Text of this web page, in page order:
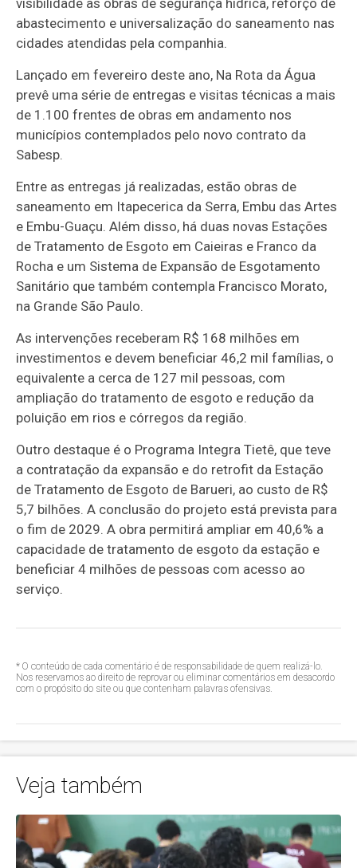
visibilidade às obras de segurança hídrica, reforço de
abastecimento e universalização do saneamento nas
cidades atendidas pela companhia.
Lançado em fevereiro deste ano, Na Rota da Água
prevê uma série de entregas e visitas técnicas a mais
de 1.100 frentes de obras em andamento nos
municípios contemplados pelo novo contrato da
Sabesp.
Entre as entregas já realizadas, estão obras de
saneamento em Itapecerica da Serra, Embu das Artes
e Embu-Guaçu. Além disso, há duas novas Estações
de Tratamento de Esgoto em Caieiras e Franco da
Rocha e um Sistema de Expansão de Esgotamento
Sanitário que também contempla Francisco Morato,
na Grande São Paulo.
As intervenções receberam R$ 168 milhões em
investimentos e devem beneficiar 46,2 mil famílias, o
equivalente a cerca de 127 mil pessoas, com
ampliação do tratamento de esgoto e redução da
poluição em rios e córregos da região.
Outro destaque é o Programa Integra Tietê, que teve
a contratação da expansão e do retrofit da Estação
de Tratamento de Esgoto de Barueri, ao custo de R$
5,7 bilhões. A conclusão do projeto está prevista para
o fim de 2029. A obra permitirá ampliar em 40,6% a
capacidade de tratamento de esgoto da estação e
beneficiar 4 milhões de pessoas com acesso ao
serviço.
* O conteúdo de cada comentário é de responsabilidade de quem realizá-lo.
Nos reservamos ao direito de reprovar ou eliminar comentários em desacordo
com o propósito do site ou que contenham palavras ofensivas.
Veja também